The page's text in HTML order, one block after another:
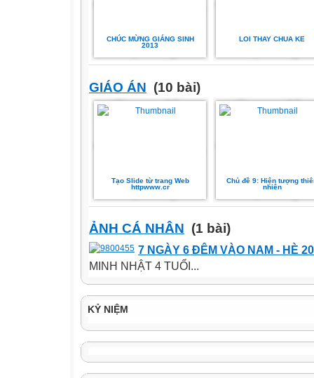
CHÚC MỪNG GIÁNG SINH
2013
LOI THAY CHUA KE
GIÁO ÁN (10 bài)
Tạo Slide từ trang Web
httpwww.cr
Chủ đề 9: Hiện tượng
nhiên
ẢNH CÁ NHÂN (1 bài)
7 NGÀY 6 ĐÊM VÀO NAM - HÈ
MINH NHẬT 4 TUỔI...
KỶ NIỆM